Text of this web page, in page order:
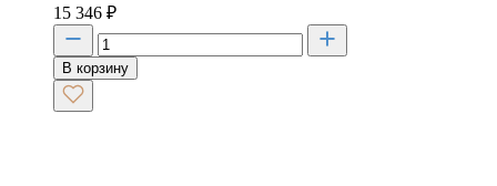
15 346 ₽
В корзину